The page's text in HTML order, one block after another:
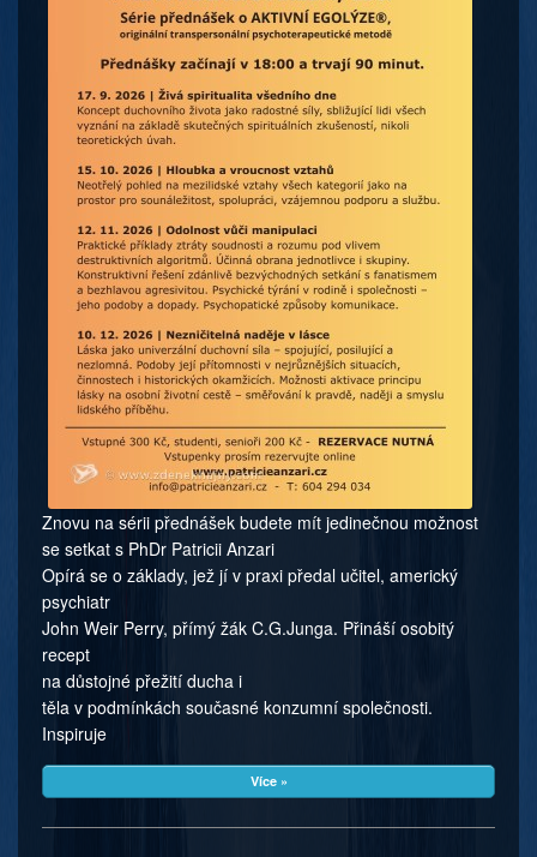
Znovu na sérii přednášek budete mít jedinečnou možnost
se setkat s PhDr Patricii Anzari
Opírá se o základy, jež jí v praxi předal učitel, americký
psychiatr
John Weir Perry, přímý žák C.G.Junga. Přináší osobitý
recept
na důstojné přežití ducha i
těla v podmínkách současné konzumní společnosti.
Inspiruje
Více »